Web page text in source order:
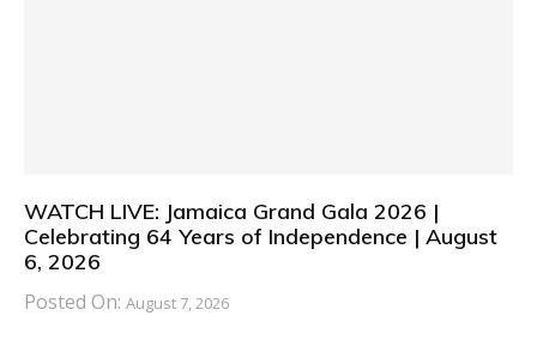
WATCH LIVE: Jamaica Grand Gala 2026 |
Celebrating 64 Years of Independence | August
6, 2026
Posted On: August 7, 2026